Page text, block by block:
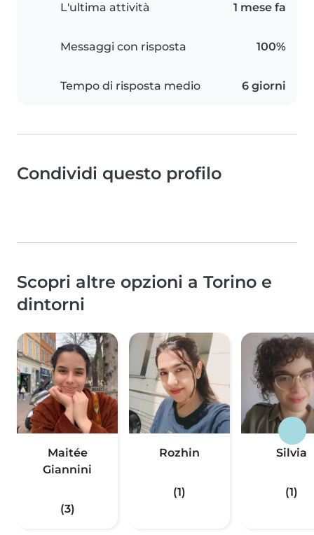
L'ultima attività 1 mese fa
Messaggi con risposta 100%
Tempo di risposta medio 6 giorni
Condividi questo profilo
Scopri altre opzioni a Torino e
dintorni
Maitée
Giannini
(3)
Rozhin
(1)
Silvia
(1)